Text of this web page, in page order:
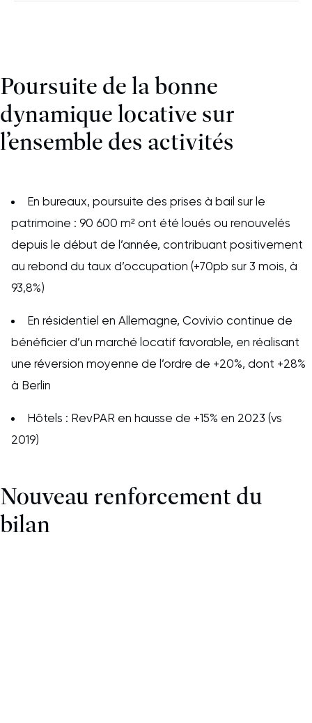
Poursuite de la bonne
dynamique locative sur
l’ensemble des activités
En bureaux, poursuite des prises à bail sur le
patrimoine : 90 600 m² ont été loués ou renouvelés
depuis le début de l’année, contribuant positivement
au rebond du taux d’occupation (+70pb sur 3 mois, à
93,8%)
En résidentiel en Allemagne, Covivio continue de
bénéficier d’un marché locatif favorable, en réalisant
une réversion moyenne de l’ordre de +20%, dont +28%
à Berlin
Hôtels : RevPAR en hausse de +15% en 2023 (vs
2019)
Nouveau renforcement du
bilan